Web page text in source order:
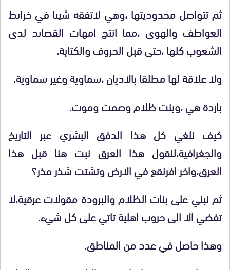
ثم تتواصل محدوديتها ،وهي لاتفقه شيىا في خراىط
العواطف والهوى ،مما انتج امهات القصاىد لدى
الشعوب كلها ،حتى قبل الحروف والكتابة.
ولا علاقة لها مطلقا بالاديان ،سماوية وغير سماوية.
باردة هي ،وبنت ظلام وصمت وموت.
كيف نلغي كل هذا الدفق البشري عبر التاريخ
والجغرافية،لنقول هذا العرق نبت هنا قبل هذا
العرق،واخر افرنقع في الارض وتشتت شذر مذر؟
ثم نبني على بنات الظلام والبرودة مقولات عرقية،لا
تفضي الا الى حروب اهلية تاتي على كل شيء.
وهذا حاصل في عدد من المناطق.